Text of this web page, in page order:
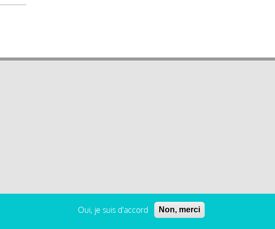
Mentions légales et condition générale d’utilisation et d’abonnement
Oui, je suis d'accord Non, merci